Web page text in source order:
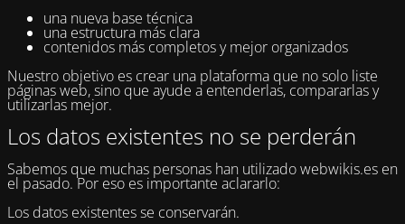
una nueva base técnica
una estructura más clara
contenidos más completos y mejor organizados
Nuestro objetivo es crear una plataforma que no solo liste
páginas web, sino que ayude a entenderlas, compararlas y
utilizarlas mejor.
Los datos existentes no se perderán
Sabemos que muchas personas han utilizado webwikis.es en
el pasado. Por eso es importante aclararlo:
Los datos existentes se conservarán.